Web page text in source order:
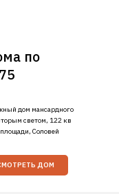
дом мансардного
светом, 122 кв
Соловей
ДОМ
по